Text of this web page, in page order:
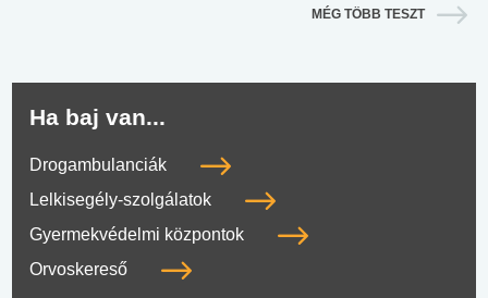
MÉG TÖBB TESZT
Ha baj van...
Drogambulanciák
Lelkisegély-szolgálatok
Gyermekvédelmi központok
Orvoskereső